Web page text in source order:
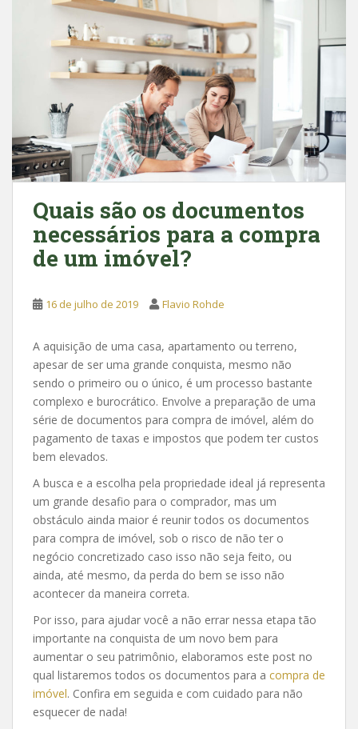
o
o
A
p
p
Quais são os documentos
necessários para a compra
de um imóvel?
16 de julho de 2019 Flavio Rohde
A aquisição de uma casa, apartamento ou terreno,
apesar de ser uma grande conquista, mesmo não
sendo o primeiro ou o único, é um processo bastante
complexo e burocrático. Envolve a preparação de uma
série de documentos para compra de imóvel, além do
pagamento de taxas e impostos que podem ter custos
bem elevados.
A busca e a escolha pela propriedade ideal já representa
um grande desafio para o comprador, mas um
obstáculo ainda maior é reunir todos os documentos
para compra de imóvel, sob o risco de não ter o
negócio concretizado caso isso não seja feito, ou
ainda, até mesmo, da perda do bem se isso não
acontecer da maneira correta.
Por isso, para ajudar você a não errar nessa etapa tão
importante na conquista de um novo bem para
aumentar o seu patrimônio, elaboramos este post no
qual listaremos todos os documentos para a compra de
imóvel. Confira em seguida e com cuidado para não
esquecer de nada!